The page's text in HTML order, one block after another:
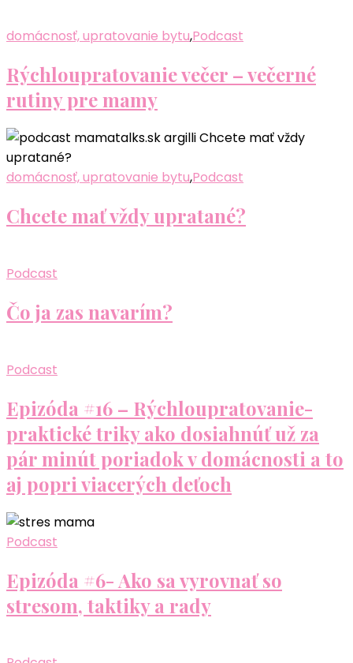
domácnosť, upratovanie bytu,Podcast
Rýchloupratovanie večer – večerné
rutiny pre mamy
domácnosť, upratovanie bytu,Podcast
Chcete mať vždy upratané?
Podcast
Čo ja zas navarím?
Podcast
Epizóda #16 – Rýchloupratovanie-
praktické triky ako dosiahnúť už za
pár minút poriadok v domácnosti a to
aj popri viacerých deťoch
Podcast
Epizóda #6- Ako sa vyrovnať so
stresom, taktiky a rady